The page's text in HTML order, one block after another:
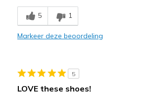
Minpunten
Need Break In
Beste toepassingen
Casual Wear
5 1
Markeer deze beoordeling
5
LOVE these shoes!